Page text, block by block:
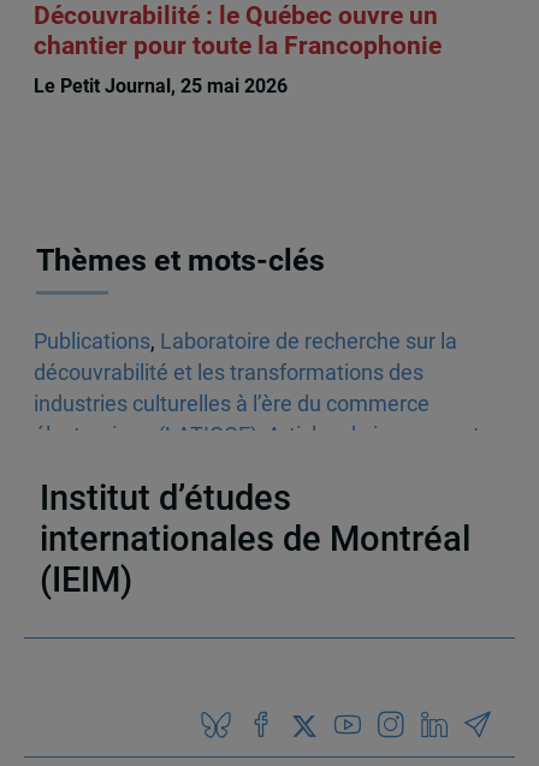
Découvrabilité : le Québec ouvre un
chantier pour toute la Francophonie
Le Petit Journal, 25 mai 2026
Thèmes et mots-clés
Publications, Laboratoire de recherche sur la
découvrabilité et les transformations des
industries culturelles à l’ère du commerce
électronique (LATICCE)
Articles de journaux et
Institut d’études
internationales de Montréal
(IEIM)